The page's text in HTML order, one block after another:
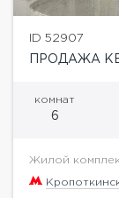
ID 52907
ПРОДАЖА
комнат
6
Жилой